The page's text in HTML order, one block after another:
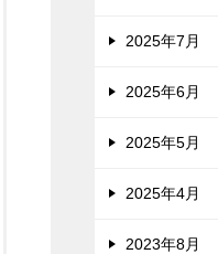
2025年7月
2025年6月
2025年5月
2025年4月
2023年8月